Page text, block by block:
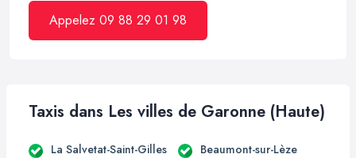
Appelez 09 88 29 01 98
Taxis dans Les villes de Garonne (Haute)
La Salvetat-Saint-Gilles Beaumont-sur-Lèze